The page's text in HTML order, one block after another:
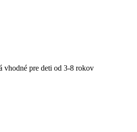
vhodné pre deti od 3-8 rokov